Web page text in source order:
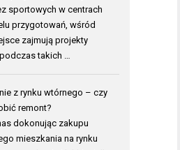
sportowych w centrach
przygotowań, wśród
zajmują projekty
takich …
z rynku wtórnego – czy
remont?
dokonując zakupu
mieszkania na rynku